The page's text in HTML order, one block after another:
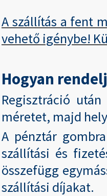
A szállítás a fent
vehető igénybe!
Hogyan
Regisztráció
méretet, majd
A pénztár
szállítási és
összefügg
szállítási díjakat.